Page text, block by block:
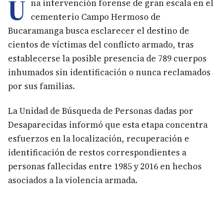
U na intervención forense de gran escala en el
cementerio Campo Hermoso de
Bucaramanga busca esclarecer el destino de
cientos de víctimas del conflicto armado, tras
establecerse la posible presencia de 789 cuerpos
inhumados sin identificación o nunca reclamados
por sus familias.
La Unidad de Búsqueda de Personas dadas por
Desaparecidas informó que esta etapa concentra
esfuerzos en la localización, recuperación e
identificación de restos correspondientes a
personas fallecidas entre 1985 y 2016 en hechos
asociados a la violencia armada.